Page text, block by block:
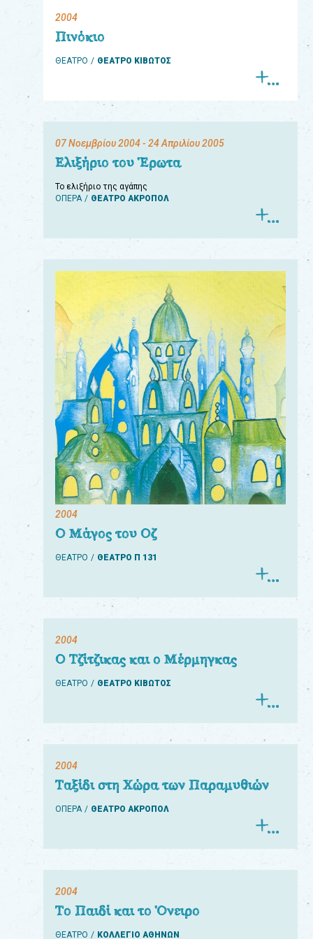
2004
Πινόκιο
ΘΕΑΤΡΟ ΘΕΑΤΡΟ ΚΙΒΩΤΟΣ
07 Νοεμβρίου 2004- 24 Απριλίου 2005
Ελιξήριο του Έρωτα
Το ελιξήριο της αγάπης
ΟΠΕΡΑ
ΘΕΑΤΡΟ ΑΚΡΟΠΟΛ
2004
Ο Μάγος του Οζ
ΘΕΑΤΡΟ ΘΕΑΤΡΟ Π 131
2004
Ο Τζίτζικας και ο Μέρμηγκας
ΘΕΑΤΡΟ ΘΕΑΤΡΟ ΚΙΒΩΤΟΣ
2004
Ταξίδι στη Χώρα των Παραμυθιών
ΟΠΕΡΑ ΘΕΑΤΡΟ ΑΚΡΟΠΟΛ
2004
Το Παιδί και το Όνειρο
ΘΕΑΤΡΟ ΚΟΛΛΕΓΙΟ ΑΘΗΝΩΝ
eshop
Παιχνίδια
Παρακολούθηση
παραγγελίας
εκπαιδευτικούς
συλλόγους
παραγωγούς
συνεργάτες